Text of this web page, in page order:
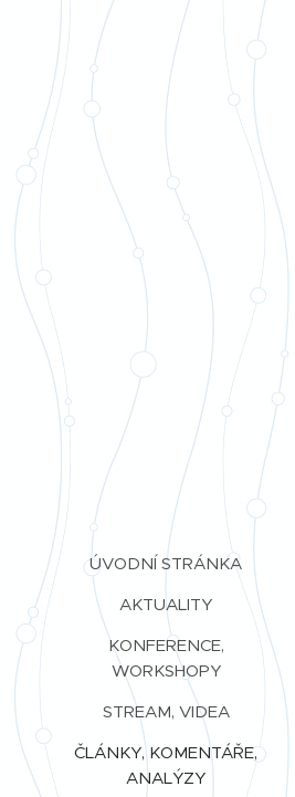
ÚVODNÍ STRÁNKA
AKTUALITY
KONFERENCE,
WORKSHOPY
STREAM, VIDEA
ČLÁNKY, KOMENTÁŘE,
ANALÝZY